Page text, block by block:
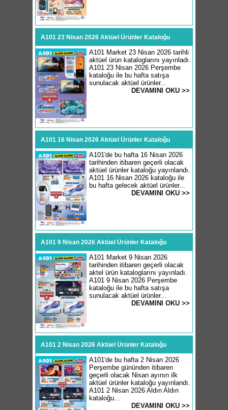
A101 23 Nisan 2026 Aktüel Ürünler Kataloğu
A101 Market 23 Nisan 2026 tarihli
aktüel ürün kataloglarını yayınladı.
A101 23 Nisan 2026 Perşembe
kataloğu ile bu hafta satışa
sunulacak aktüel ürünler...
DEVAMINI OKU >>
A101 16 Nisan 2026 Aktüel Ürünler Kataloğu
A101'de bu hafta 16 Nisan 2026
tarihinden itibaren geçerli olacak
aktüel ürünler kataloğu yayınlandı.
A101 16 Nisan 2026 kataloğu ile
bu hafta gelecek aktüel ürünler...
DEVAMINI OKU >>
A101 9 Nisan 2026 Aktüel Ürünler Kataloğu
A101 Market 9 Nisan 2026
tarihinden itibaren geçerli olacak
aktel ürün kataloglarını yayınladı.
A101 9 Nisan 2026 Perşembe
kataloğu ile bu hafta satışa
sunulacak aktüel ürünler...
DEVAMINI OKU >>
A101 2 Nisan 2026 Aktüel Ürünler Kataloğu
A101'de bu hafta 2 Nisan 2026
Perşembe gününden itibaren
geçerli olacak Nisan ayının ilk
aktüel ürünler kataloğu yayınlandı.
A101 2 Nisan 2026 Aldın Aldın
kataloğu...
DEVAMINI OKU >>